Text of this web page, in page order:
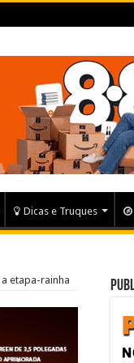
Dicas e Truques
etapa-rainha